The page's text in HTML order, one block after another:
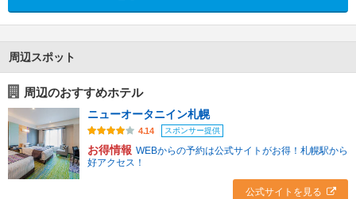
周辺スポット
周辺のおすすめホテル
ニューオータニイン札幌
4.14 スポンサー提供
お得情報 WEBからの予約は公式サイトがお得！札幌駅から
好アクセス！
公式サイトを見る